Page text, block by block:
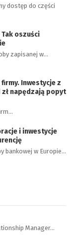
dostęp do części
oszuści
zapisanej w…
Inwestycje z
zł napędzają popyt
i inwestycje
bankowej w Europie…
Manager…